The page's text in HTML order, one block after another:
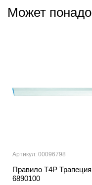
Может
Артикул: 00096798
Правило T4P
6890100